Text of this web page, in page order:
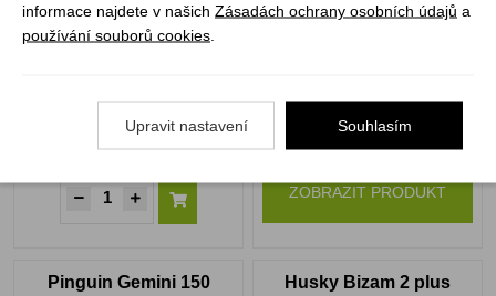
Skladem
125 Kč
Není skladem
5 236 Kč
ZOBRAZIT PRODUKT
Pinguin Gemini 150
Husky Bizam 2 plus
informace najdete v našich Zásadách ochrany osobních údajů a
používání souborů cookies
Upravit nastavení Souhlasím